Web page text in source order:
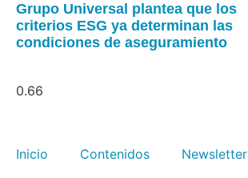
Grupo Universal plantea que los
criterios ESG ya determinan las
condiciones de aseguramiento
Inicio Contenidos Newsletter